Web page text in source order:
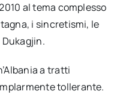
al tema complesso
i sincretismi, le
a tratti
tollerante.